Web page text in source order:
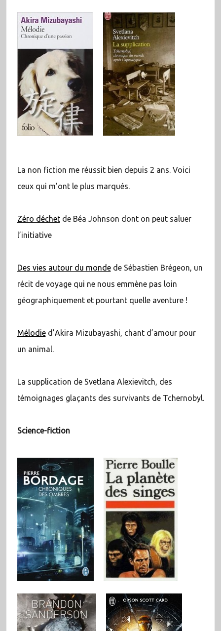
La non fiction me réussit bien depuis 2 ans. Voici
ceux qui m’ont le plus marqués.
Zéro déchetde Béa Johnson dont on peut saluer
l’initiative
Des vies autour du mondede Sébastien Brégeon, un
récit de voyage qui ne nous emmène pas loin
géographiquement et pourtant quelle aventure !
Mélodied’Akira Mizubayashi, chant d’amour pour
un animal.
La supplication de Svetlana Alexievitch, des
témoignages glaçants des survivants de Tchernobyl.
Science-fiction